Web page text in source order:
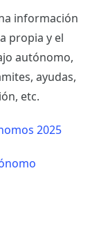
información
propia y el
autónomo,
ayudas,
etc.
2025